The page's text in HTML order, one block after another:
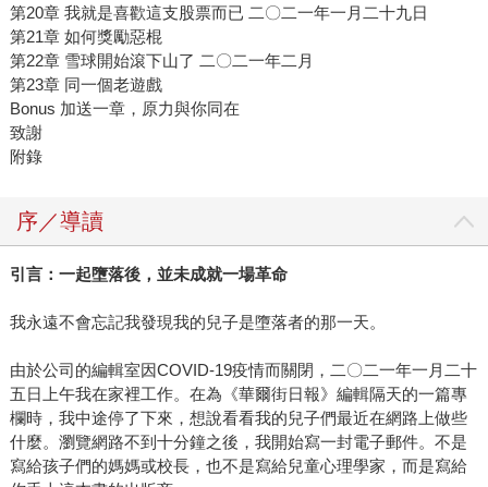
第20章 我就是喜歡這支股票而已 二〇二一年一月二十九日
第21章 如何獎勵惡棍
第22章 雪球開始滾下山了 二〇二一年二月
第23章 同一個老遊戲
Bonus 加送一章，原力與你同在
致謝
附錄
序／導讀
引言：一起墮落後，並未成就一場革命
我永遠不會忘記我發現我的兒子是墮落者的那一天。
由於公司的編輯室因COVID-19疫情而關閉，二〇二一年一月二十
五日上午我在家裡工作。在為《華爾街日報》編輯隔天的一篇專
欄時，我中途停了下來，想說看看我的兒子們最近在網路上做些
什麼。瀏覽網路不到十分鐘之後，我開始寫一封電子郵件。不是
寫給孩子們的媽媽或校長，也不是寫給兒童心理學家，而是寫給